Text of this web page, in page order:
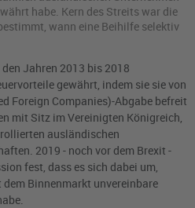
habe. Kern des Streits war die
wann eine Bei­hil­fe se­lek­tiv
Jahren 2013 bis 2018
gewährt, indem sie sie von
Foreign Companies)-Abgabe befreit
mit Sitz im Vereinigten Königreich,
ausländischen
2019 - noch vor dem Brexit -
fest, dass es sich dabei um,
Binnenmarkt unvereinbare